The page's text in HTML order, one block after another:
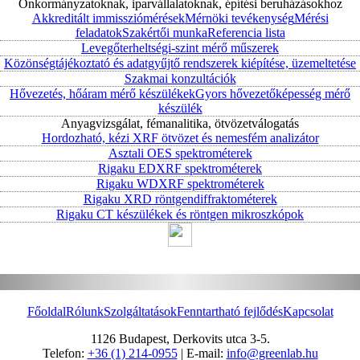
Önkormányzatoknak, iparvállalatoknak, építési beruházásokhoz
Akkreditált immissziómérésekMérnöki tevékenységMérési
feladatokSzakértői munkaReferencia lista
Levegőterheltségi-szint mérő műszerek
Közönségtájékoztató és adatgyűjtő rendszerek kiépítése, üzemeltetése
Szakmai konzultációk
Hővezetés, hőáram mérő készülékekGyors hővezetőképesség mérő
készülék
Anyagvizsgálat, fémanalitika, ötvözetválogatás
Hordozható, kézi XRF ötvözet és nemesfém analizátor
Asztali OES spektrométerek
Rigaku EDXRF spektrométerek
Rigaku WDXRF spektrométerek
Rigaku XRD röntgendiffraktométerek
Rigaku CT készülékek és röntgen mikroszkópok
FőoldalRólunkSzolgáltatásokFenntartható fejlődésKapcsolat
1126 Budapest, Derkovits utca 3-5.
Telefon: +36 (1) 214-0955| E-mail: info@greenlab.hu